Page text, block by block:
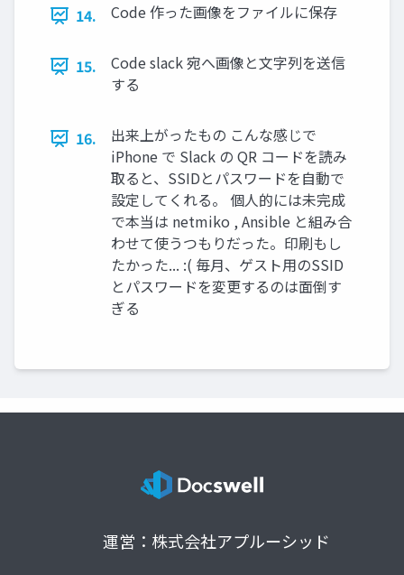
14. Code 作った画像をファイルに保存
15.
Code slack 宛へ画像と文字列を送信
する
16.
出来上がったもの こんな感じで
iPhone で Slack の QR コードを読み
取ると、SSIDとパスワードを自動で
設定してくれる。 個人的には未完成
で本当は netmiko , Ansible と組み合
わせて使うつもりだった。印刷もし
たかった... :( 毎月、ゲスト用のSSID
とパスワードを変更するのは面倒す
ぎる
運営：株式会社アプルーシッド